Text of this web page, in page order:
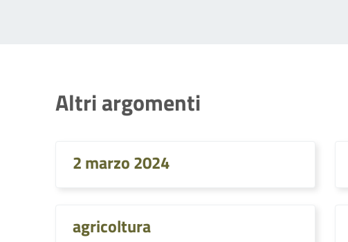
Altri argomenti
2 marzo 2024
agricoltura